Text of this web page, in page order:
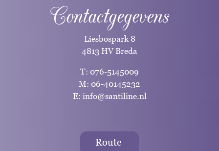
Contactgegevens
Liesbospark 8
4813 HV Breda
T: 076-5145009
M: 06-40145232
E: info@santiline.nl
Route